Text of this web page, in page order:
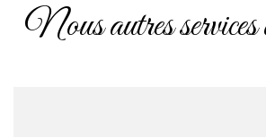
Nous autres